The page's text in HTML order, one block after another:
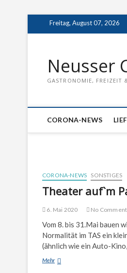
Freitag, August 07, 2026
Neusser
GASTRONOMIE, FREIZEIT
CORONA-NEWS
CORONA-NEWS SONSTIGES
Theater auf`m
6. Mai 2020 No
Vom 8. bis 31.Mai bauen
Normalität im TAS ein
(ähnlich wie ein Auto-
MehrTheater